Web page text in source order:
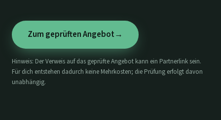
Zum geprüften Angebot→
Hinweis: Der Verweis auf das geprüfte Angebot kann ein Partnerlink sein.
Für dich entstehen dadurch keine Mehrkosten; die Prüfung erfolgt davon
unabhängig.